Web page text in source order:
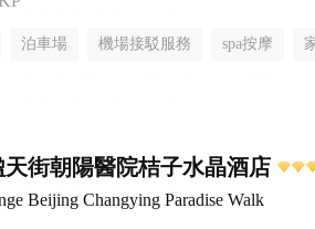
泊車場 機場接駁服務 spa按摩
街朝陽醫院桔子水晶酒店
Beijing Changying Paradise Walk